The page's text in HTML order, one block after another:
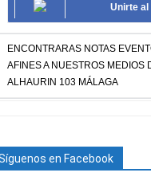
Unirte al
ENCONTRARAS NOTAS
AFINES A NUESTROS MEDIOS
ALHAURIN 103 MÁLAGA
en Facebook